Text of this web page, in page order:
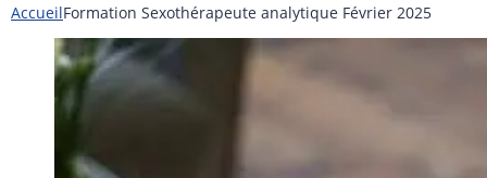
AccueilFormation Sexothérapeute analytique Février 2025